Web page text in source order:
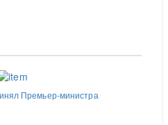
Премьер-министра